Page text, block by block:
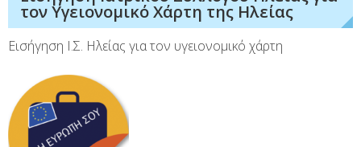
τον Υγειονομικό Χάρτη της Ηλείας
Εισήγηση Ι.Σ. Ηλείας για τον υγειονομικό χάρτη